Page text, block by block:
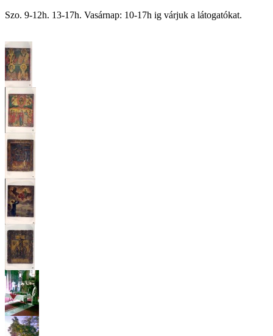
Szo. 9-12h. 13-17h. Vasárnap: 10-17h ig várjuk a látogatókat.